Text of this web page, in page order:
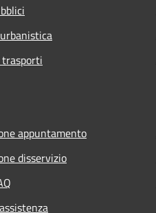
appuntamento
disservizio